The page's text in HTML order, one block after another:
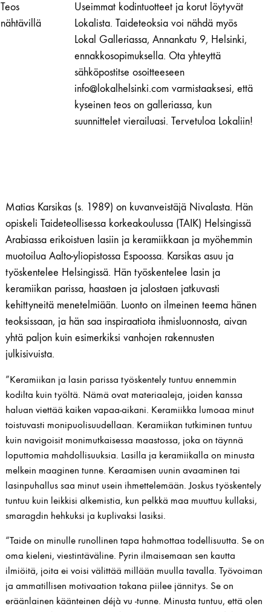
odotti
kevättä
Teos
nähtävillä
Useimmat kodintuotteet ja korut löytyvät
Lokalista. Taideteoksia voi nähdä myös
Lokal Galleriassa, Annankatu 9, Helsinki,
ennakkosopimuksella. Ota yhteyttä
sähköpostitse osoitteeseen
info@lokalhelsinki.com varmistaaksesi, että
kyseinen teos on galleriassa, kun
suunnittelet vierailuasi. Tervetuloa Lokaliin!
Matias Karsikas (s. 1989) on kuvanveistäjä Nivalasta. Hän
opiskeli Taideteollisessa korkeakoulussa (TAIK) Helsingissä
Arabiassa erikoistuen lasiin ja keramiikkaan ja myöhemmin
muotoilua Aalto-yliopistossa Espoossa. Karsikas asuu ja
työskentelee Helsingissä. Hän työskentelee lasin ja
keramiikan parissa, haastaen ja jalostaen jatkuvasti
kehittyneitä ​​menetelmiään. Luonto on ilmeinen teema hänen
teoksissaan, ja hän saa inspiraatiota ihmisluonnosta, aivan
yhtä paljon kuin esimerkiksi vanhojen rakennusten
julkisivuista.
”Keramiikan ja lasin parissa työskentely tuntuu ennemmin
kodilta kuin työltä. Nämä ovat materiaaleja, joiden kanssa
haluan viettää kaiken vapaa-aikani. Keramiikka lumoaa minut
toistuvasti monipuolisuudellaan. Keramiikan tutkiminen tuntuu
kuin navigoisit monimutkaisessa maastossa, joka on täynnä
loputtomia mahdollisuuksia. Lasilla ja keramiikalla on minusta
melkein maaginen tunne. Keraamisen uunin avaaminen tai
lasinpuhallus saa minut usein ihmettelemään. Joskus työskentely
tuntuu kuin leikkisi alkemistia, kun pelkkä maa muuttuu kullaksi,
smaragdin hehkuksi ja kuplivaksi lasiksi.
“Taide on minulle runollinen tapa hahmottaa todellisuutta. Se on
oma kieleni, viestintäväline. Pyrin ilmaisemaan sen kautta
ilmiöitä, joita ei voisi välittää millään muulla tavalla. Työvoiman
ja ammatillisen motivaation takana piilee jännitys. Se on
eräänlainen käänteinen déjà vu -tunne. Minusta tuntuu, että olen